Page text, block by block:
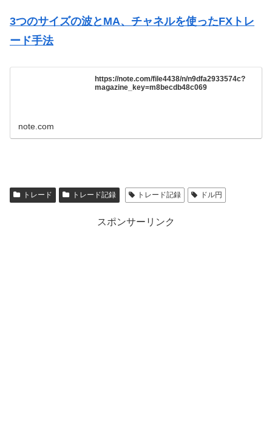
3つのサイズの波とMA、チャネルを使ったFXトレ
ード手法
https://note.com/file4438/n/n9dfa2933574c?
magazine_key=m8becdb48c069
note.com
トレード トレード記録 トレード記録 ドル円
スポンサーリンク